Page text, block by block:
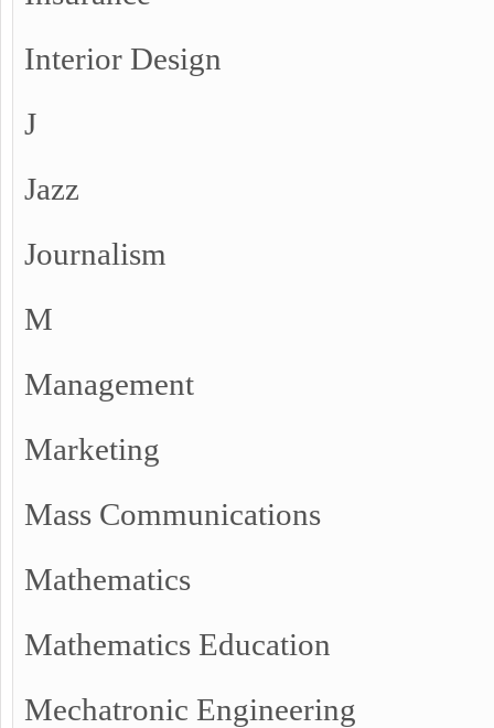
Interior Design
J
Jazz
Journalism
M
Management
Marketing
Mass Communications
Mathematics
Mathematics Education
Mechatronic Engineering